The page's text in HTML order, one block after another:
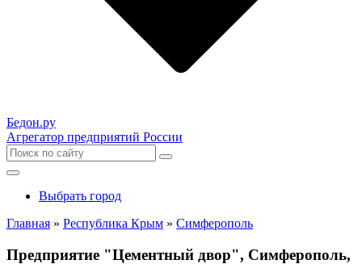
Бедон.ру
Агрегатор предприятий России
Выбрать город
Главная » Республика Крым » Симферополь
Предприятие "Цементный двор", Симферополь,